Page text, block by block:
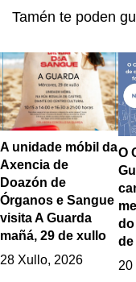
Tamén te poden
A unidade móbil da
Axencia de
Doazón de
Órganos e Sangue
visita A Guarda
mañá, 29 de xullo
28 Xullo, 2026
O
de
20